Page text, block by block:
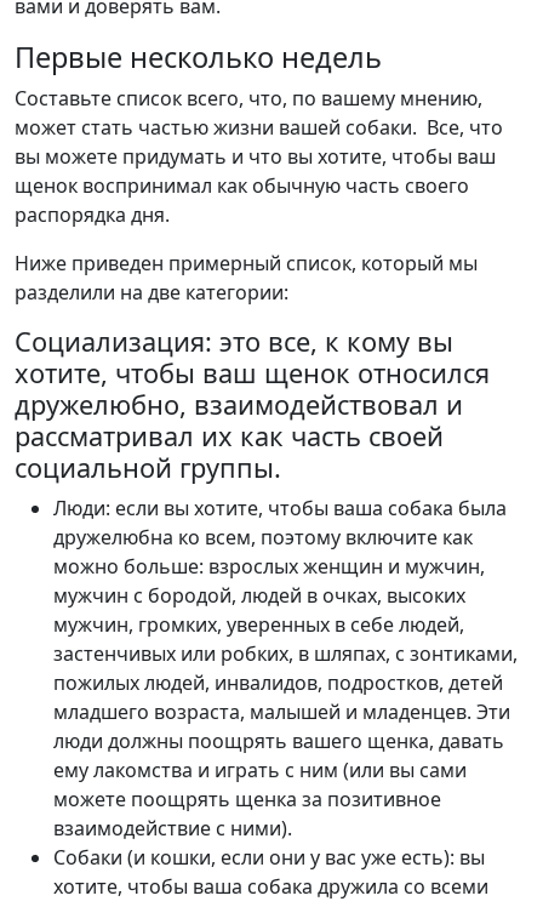
вами и доверять вам.
Первые несколько недель
Составьте список всего, что, по вашему мнению,
может стать частью жизни вашей собаки. Все, что
вы можете придумать и что вы хотите, чтобы ваш
щенок воспринимал как обычную часть своего
распорядка дня.
Ниже приведен примерный список, который мы
разделили на две категории:
Социализация: это все, к кому вы
хотите, чтобы ваш щенок относился
дружелюбно, взаимодействовал и
рассматривал их как часть своей
социальной группы.
Люди: если вы хотите, чтобы ваша собака была
дружелюбна ко всем, поэтому включите как
можно больше: взрослых женщин и мужчин,
мужчин с бородой, людей в очках, высоких
мужчин, громких, уверенных в себе людей,
застенчивых или робких, в шляпах, с зонтиками,
пожилых людей, инвалидов, подростков, детей
младшего возраста, малышей и младенцев. Эти
люди должны поощрять вашего щенка, давать
ему лакомства и играть с ним (или вы сами
можете поощрять щенка за позитивное
взаимодействие с ними).
Собаки (и кошки, если они у вас уже есть): вы
хотите, чтобы ваша собака дружила со всеми